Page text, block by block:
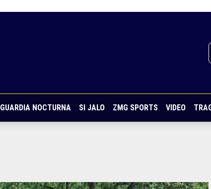
GUARDIA NOCTURNA SI JALO ZMG SPORTS VIDEO